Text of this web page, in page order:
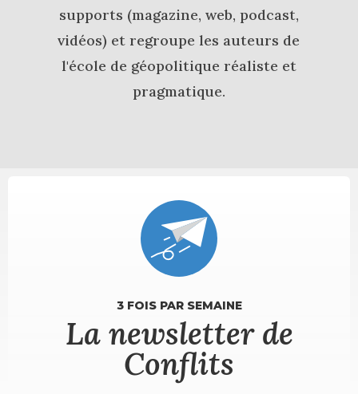
supports (magazine, web, podcast,
vidéos) et regroupe les auteurs de
l'école de géopolitique réaliste et
pragmatique.
3 FOIS PAR SEMAINE
La newsletter de
Conflits